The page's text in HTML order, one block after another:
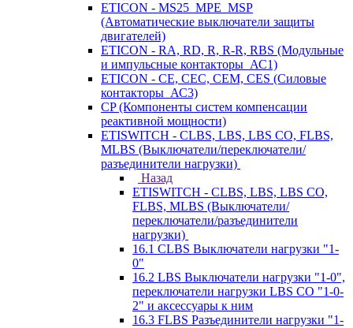
ETICON - MS25_MPE_MSP
(Автоматические выключатели защиты
двигателей)
ETICON - RA, RD, R, R-R, RBS (Модульные
и импульсные контакторы_АС1)
ETICON - CE, CEC, CEM, CES (Силовые
контакторы_АС3)
CP (Компоненты систем компенсации
реактивной мощности)
ETISWITCH - CLBS, LBS, LBS CO, FLBS,
MLBS (Выключатели/переключатели/
разъединители нагрузки)
Назад
ETISWITCH - CLBS, LBS, LBS CO,
FLBS, MLBS (Выключатели/
переключатели/разъединители
нагрузки)
16.1 CLBS Выключатели нагрузки "1-
0"
16.2 LBS Выключатели нагрузки "1-0",
переключатели нагрузки LBS CO "1-0-
2" и аксессуары к ним
16.3 FLBS Разъединители нагрузки "1-